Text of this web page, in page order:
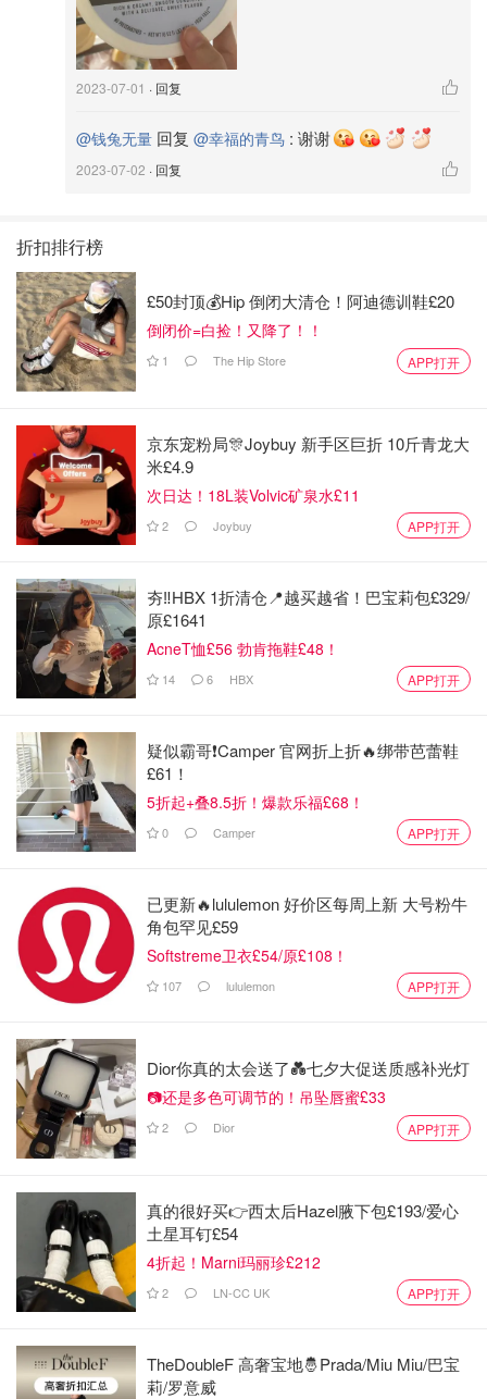
3⃣️加入室温软化的马斯卡彭奶酪，搅拌均匀，泡软的吉利
丁隔热水融化后放凉加入蛋黄糊中搅拌均匀
4⃣️打发淡奶油至有纹路即可，倒入蛋黄糊中搅拌均匀即成
为提拉米苏中的慕斯糊
2023-07-01 · 回复
@钱兔无量 回复 @幸福的青鸟 : 谢谢
2023-07-02 · 回复
折扣排行榜
£50封顶💰Hip 倒闭大清仓！阿迪德训鞋£20
倒闭价=白捡！又降了！！
1 The Hip Store APP打开
京东宠粉局🎊Joybuy 新手区巨折 10斤青龙大
米£4.9
次日达！18L装Volvic矿泉水£11
2 Joybuy APP打开
夯‼️HBX 1折清仓📍越买越省！巴宝莉包£329/
原£1641
AcneT恤£56 勃肯拖鞋£48！
14 6 HBX APP打开
疑似霸哥❗️Camper 官网折上折🔥绑带芭蕾鞋
£61！
5折起+叠8.5折！爆款乐福£68！
0 Camper APP打开
已更新🔥lululemon 好价区每周上新 大号粉牛
角包罕见£59
Softstreme卫衣£54/原£108！
107 lululemon APP打开
Dior你真的太会送了💑七夕大促送质感补光灯
📷还是多色可调节的！吊坠唇蜜£33
2 Dior APP打开
真的很好买👉西太后Hazel腋下包£193/爱心
土星耳钉£54
4折起！Marni玛丽珍£212
2 LN-CC UK APP打开
TheDoubleF 高奢宝地🤴Prada/Miu Miu/巴宝
莉/罗意威